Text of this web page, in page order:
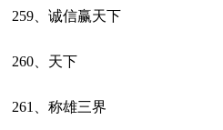
259、诚信赢天下
260、天下
261、称雄三界